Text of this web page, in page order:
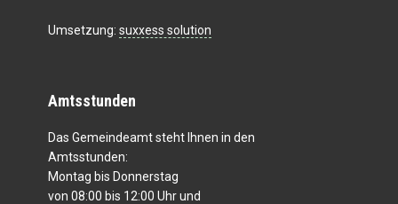
Umsetzung: suxxess solution
Amtsstunden
Das Gemeindeamt steht Ihnen in den
Amtsstunden:
Montag bis Donnerstag
von 08:00 bis 12:00 Uhr und